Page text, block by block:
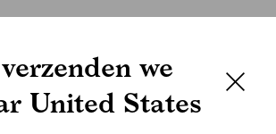
persoonlijk
Nederland Nederlandswe
United States